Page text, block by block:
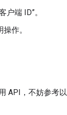
户端 ID”。
作。
API，不妨参考